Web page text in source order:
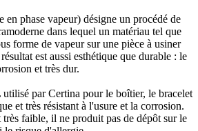
phase vapeur) désigne un procédé de
dans lequel un matériau tel que
forme de vapeur sur une pièce à usiner
est aussi esthétique que durable : le
et très dur.
par Certina pour le boîtier, le bracelet
et très résistant à l'usure et la corrosion.
très faible, il ne produit pas de dépôt sur le